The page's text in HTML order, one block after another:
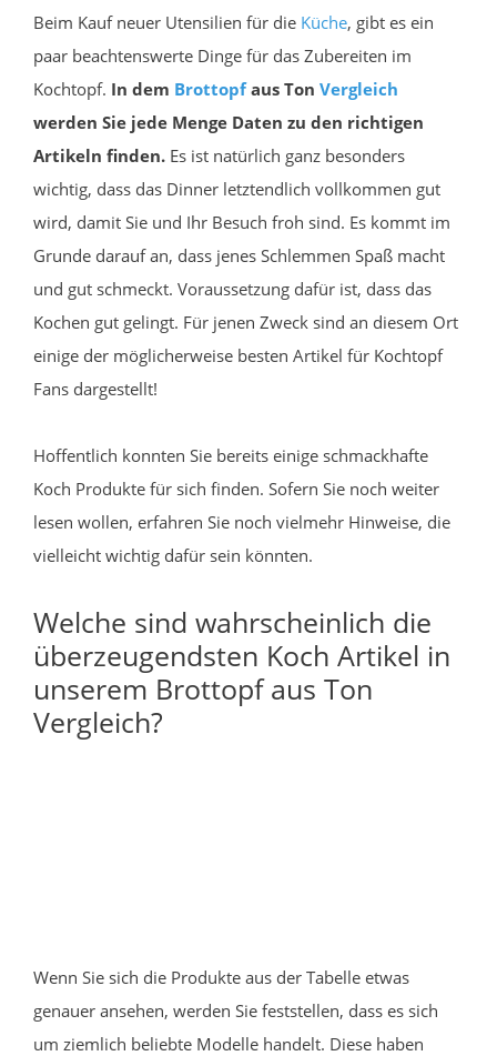
Beim Kauf neuer Utensilien für die Küche, gibt es ein
paar beachtenswerte Dinge für das Zubereiten im
Kochtopf. In dem Brottopfaus Ton Vergleich
werden Sie jede Menge Daten zu den richtigen
Artikeln finden. Es ist natürlich ganz besonders
wichtig, dass das Dinner letztendlich vollkommen gut
wird, damit Sie und Ihr Besuch froh sind. Es kommt im
Grunde darauf an, dass jenes Schlemmen Spaß macht
und gut schmeckt. Voraussetzung dafür ist, dass das
Kochen gut gelingt. Für jenen Zweck sind an diesem Ort
einige der möglicherweise besten Artikel für Kochtopf
Fans dargestellt!
Hoffentlich konnten Sie bereits einige schmackhafte
Koch Produkte für sich finden. Sofern Sie noch weiter
lesen wollen, erfahren Sie noch vielmehr Hinweise, die
vielleicht wichtig dafür sein könnten.
Welche sind wahrscheinlich die
überzeugendsten Koch Artikel in
unserem Brottopf aus Ton
Vergleich?
Wenn Sie sich die Produkte aus der Tabelle etwas
genauer ansehen, werden Sie feststellen, dass es sich
um ziemlich beliebte Modelle handelt. Diese haben